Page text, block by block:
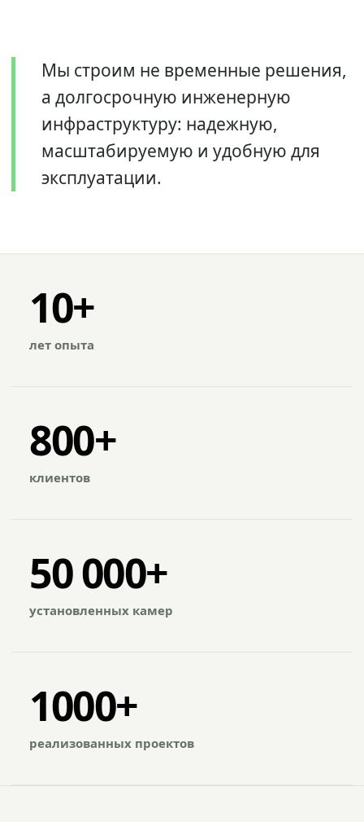
Мы строим не временные решения,
а долгосрочную инженерную
инфраструктуру: надежную,
масштабируемую и удобную для
эксплуатации.
10+
лет опыта
800+
клиентов
50 000+
установленных камер
1000+
реализованных проектов